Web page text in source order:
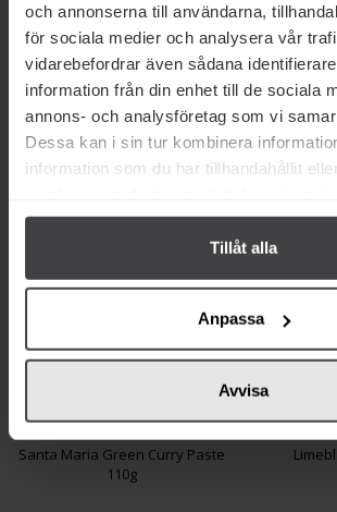
och annonserna till användarna,
för sociala medier och analysera vår
vidarebefordrar även sådana
information från din enhet till de sociala
annons- och analysföretag som vi
Dessa kan i sin tur kombinera
information som du har tillhandahållit
Tillåt alla
Anpassa
Avvisa
Prishistorik
Andra köper
28 kr
Santa Maria Green Curry Paste
110g
27 kr